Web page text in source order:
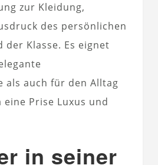
zur Kleidung,
des persönlichen
der Klasse. Es eignet
als auch für den Alltag
Prise Luxus und
in seiner